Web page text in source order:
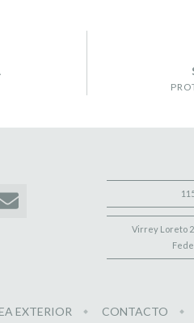
Virrey Loreto
EXTERIOR CONTACTO